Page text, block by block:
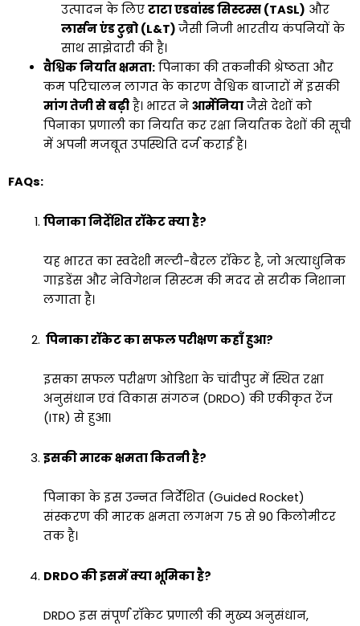
उत्पादन के लिए टाटा एडवांस्ड सिस्टम्स (TASL) और
लार्सन एंड टुब्रो (L&T) जैसी निजी भारतीय कंपनियों के
साथ साझेदारी की है।
वैश्विक निर्यात क्षमता:पिनाका की तकनीकी श्रेष्ठता और
कम परिचालन लागत के कारण वैश्विक बाजारों में इसकी
मांग तेजी से बढ़ीहै। भारत ने आर्मेनियाजैसे देशों को
पिनाका प्रणाली का निर्यात कर रक्षा निर्यातक देशों की सूची
में अपनी मजबूत उपस्थिति दर्ज कराई है।
FAQs:
पिनाका निर्देशित रॉकेट क्या है?
यह भारत का स्वदेशी मल्टी-बैरल रॉकेट है, जो अत्याधुनिक
गाइडेंस और नेविगेशन सिस्टम की मदद से सटीक निशाना
लगाता है।
पिनाका रॉकेट का सफल परीक्षण कहाँ हुआ?
इसका सफल परीक्षण ओडिशा के चांदीपुर में स्थित रक्षा
अनुसंधान एवं विकास संगठन (DRDO) की एकीकृत रेंज
(ITR) से हुआ।
इसकी मारक क्षमता कितनी है?
पिनाका के इस उन्नत निर्देशित (Guided Rocket)
संस्करण की मारक क्षमता लगभग 75 से 90 किलोमीटर
तक है।
DRDO की इसमें क्या भूमिका है?
DRDO इस संपूर्ण रॉकेट प्रणाली की मुख्य अनुसंधान,